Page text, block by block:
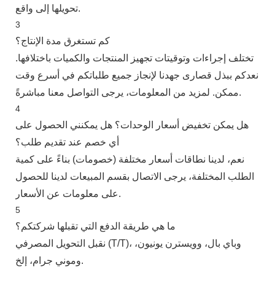
تحويلها إلى واقع.
3
كم تستغرق مدة الإنتاج؟
تختلف إجراءات وتوقيتات تجهيز المنتجات والكميات باختلافها.
نعدكم ببذل قصارى جهدنا لإنجاز جميع طلباتكم في أسرع وقت
ممكن. لمزيد من المعلومات، يرجى التواصل معنا مباشرةً.
4
هل يمكن تخفيض أسعار الوحدات؟ هل يمكنني الحصول على
أي خصم عند تقديم طلب؟
نعم، لدينا نطاقات أسعار مختلفة (خصومات) بناءً على كمية
الطلب المختلفة، يرجى الاتصال بقسم المبيعات لدينا للحصول
على معلومات عن الأسعار.
5
ما هي طريقة الدفع التي تقبلها شركتكم؟
نقبل التحويل المصرفي (T/T)، وباي بال، وويسترن يونيون،
وموني جرام، إلخ.